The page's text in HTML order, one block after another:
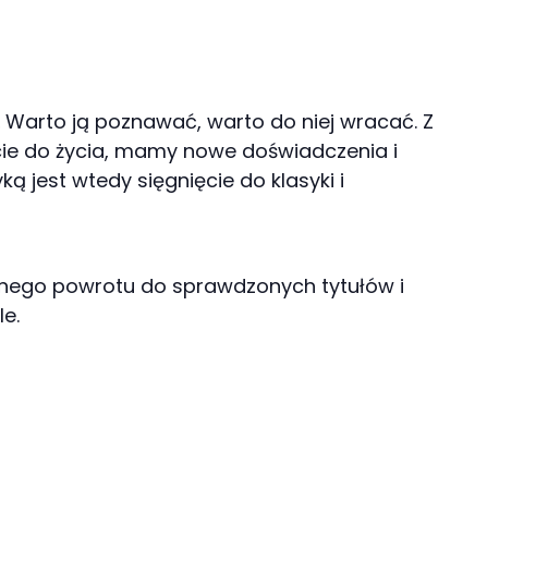
ją poznawać, warto do niej wracać. Z
do życia, mamy nowe doświadczenia i
jest wtedy sięgnięcie do klasyki i
powrotu do sprawdzonych tytułów i